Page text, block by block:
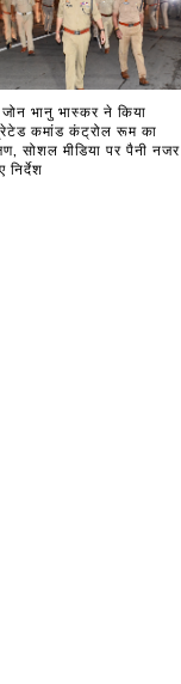
जोन भानु भास्कर ने किया
कमांड कंट्रोल रूम का
सोशल मीडिया पर पैनी नजर
निर्देश